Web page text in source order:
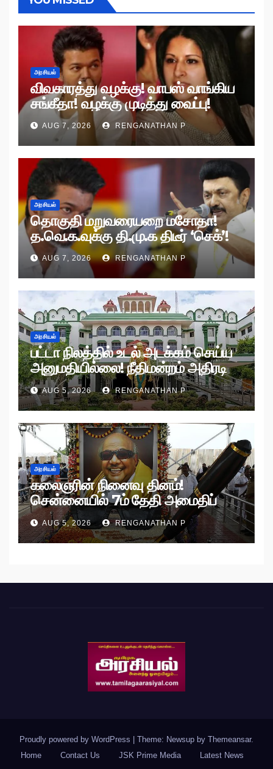
அரசியல்
விவகாரத்து வழக்கு! வாபஸ் வாங்கிய
சங்கீதா! வழக்கு முடித்து வைப்பு!
AUG 7, 2026 RENGANATHAN P
அரசியல்
தொகுதி மறுவரையறை மசோதா!
த.வெ.க.வுக்கு தி.மு.க திடீர் ‘செக்’!
AUG 7, 2026 RENGANATHAN P
அரசியல்
பட்டா நிலத்தில் உடல் அடக்கம் செய்ய
அனுமதியில்லை! நீதிமன்றம் அதிரடி
உத்தரவு!
AUG 5, 2026 RENGANATHAN P
அரசியல்
கலைஞரின் நினைவு தினம்!
சென்னையில் 7ம் தேதி அமைதிப்
பேரணி!
AUG 5, 2026 RENGANATHAN P
Proudly powered by WordPress Theme: Newsup by Themeansar.
Home
Contact Us JSK Prime Media Latest News